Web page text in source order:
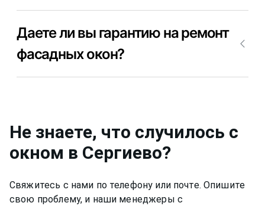
которой сломалось фасадное окно, можно
приступить к ремонту. Позвоните +7(812)9563854
и вызовите мастера для ремонта фасадных окон
в Сергиево недорого и качественно.
самостоятельно? Сделать ремонт фасадных окон
в Сергиево самостоятельно вполне возможно, но
мы рекомендуем доверить эту работу
вызовите мастера для ремонта фасадных окон в
Сергиево недорого и качественно.
Даете ли вы гарантию на ремонт
фасадных окон?
Не знаете, что случилось с
окном в Сергиево?
Свяжитесь с нами по телефону или почте. Опишите
свою проблему, и наши менеджеры с